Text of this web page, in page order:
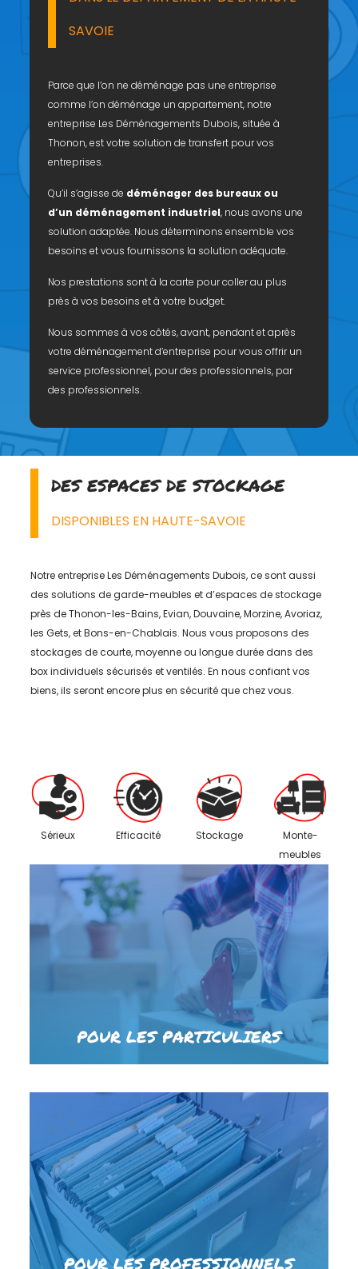
SAVOIE
Parce que l’on ne déménage pas une entreprise
comme l’on déménage un appartement, notre
entreprise Les Déménagements Dubois, située à
Thonon, est votre solution de transfert pour vos
entreprises.
Qu’il s’agisse de déménager des bureaux ou
d’un déménagement industriel, nous avons une
solution adaptée. Nous déterminons ensemble vos
besoins et vous fournissons la solution adéquate.
Nos prestations sont à la carte pour coller au plus
près à vos besoins et à votre budget.
Nous sommes à vos côtés, avant, pendant et après
votre déménagement d’entreprise pour vous offrir un
service professionnel, pour des professionnels, par
des professionnels.
DES ESPACES DE STOCKAGE
DISPONIBLES EN HAUTE-SAVOIE
Notre entreprise Les Déménagements Dubois, ce sont aussi
des solutions de garde-meubles et d’espaces de stockage
près de Thonon-les-Bains, Evian, Douvaine, Morzine, Avoriaz,
les Gets, et Bons-en-Chablais. Nous vous proposons des
stockages de courte, moyenne ou longue durée dans des
box individuels sécurisés et ventilés. En nous confiant vos
biens, ils seront encore plus en sécurité que chez vous.
Sérieux Efficacité Stockage
Monte-
meubles
POUR LES PARTICULIERS
POUR LES PROFESSIONNELS